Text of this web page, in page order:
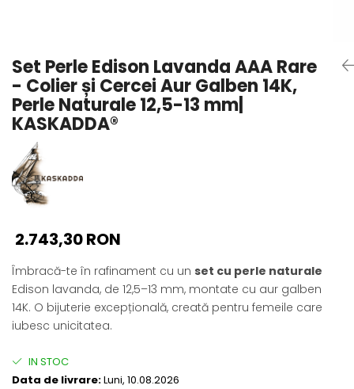
Pandantive cu Perle
Brose cu Perle
Set Perle Edison Lavanda AAA Rare
- Colier și Cercei Aur Galben 14K,
Perle Naturale 12,5-13 mm|
KASKADDA®
2.743,30 RON
Îmbracă-te în rafinament cu un set cu perle naturale
Edison lavanda, de 12,5–13 mm, montate cu aur galben
14K. O bijuterie excepțională, creată pentru femeile care
iubesc unicitatea.
IN STOC
Data de livrare:Luni, 10.08.2026